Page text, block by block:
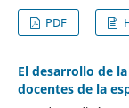
PDF
El desarrollo de
docentes de la